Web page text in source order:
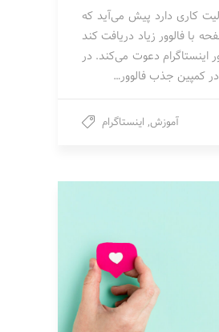
کاری دارد پیش می‌آید که
با فالوور زیاد دریافت کند
اینستاگرام دعوت می‌کند. در
کمپین جذب فالوور…
آموزش, اینستاگرام